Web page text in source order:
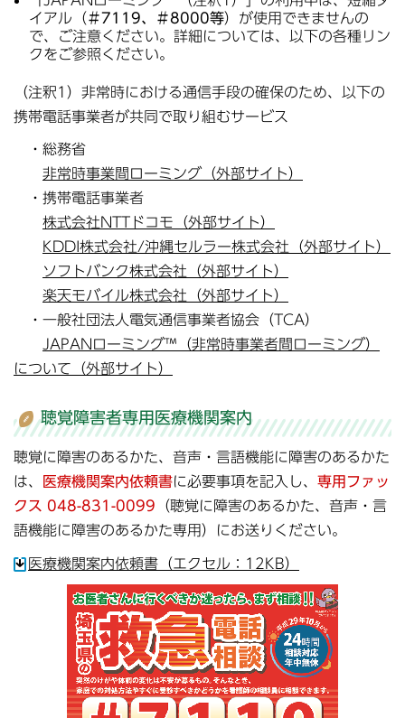
イアル（＃7119、＃8000等）が使用できませんの
で、ご注意ください。詳細については、以下の各種リン
クをご参照ください。
（注釈1）非常時における通信手段の確保のため、以下の
携帯電話事業者が共同で取り組むサービス
・総務省
非常時事業間ローミング（外部サイト）
・携帯電話事業者
株式会社NTTドコモ（外部サイト）
KDDI株式会社/沖縄セルラー株式会社（外部サイト）
ソフトバンク株式会社（外部サイト）
楽天モバイル株式会社（外部サイト）
・一般社団法人電気通信事業者協会（TCA）
JAPANローミング™（非常時事業者間ローミング）
について（外部サイト）
聴覚障害者専用医療機関案内
聴覚に障害のあるかた、音声・言語機能に障害のあるかた
は、
医療機関案内依頼書に必要事項を記入し、 専用ファッ
クス 048-831-0099 （聴覚に障害のあるかた、音声・言
語機能に障害のあるかた専用）にお送りください。
医療機関案内依頼書（エクセル：12KB）